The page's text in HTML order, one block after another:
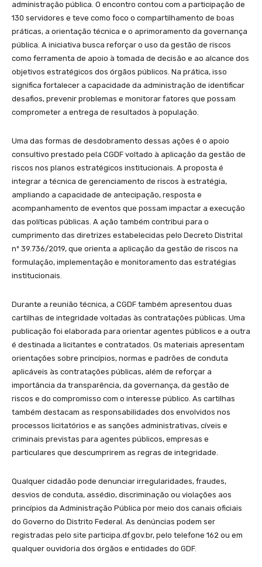
administração pública. O encontro contou com a participação de
130 servidores e teve como foco o compartilhamento de boas
práticas, a orientação técnica e o aprimoramento da governança
pública. A iniciativa busca reforçar o uso da gestão de riscos
como ferramenta de apoio à tomada de decisão e ao alcance dos
objetivos estratégicos dos órgãos públicos. Na prática, isso
significa fortalecer a capacidade da administração de identificar
desafios, prevenir problemas e monitorar fatores que possam
comprometer a entrega de resultados à população.
Uma das formas de desdobramento dessas ações é o apoio
consultivo prestado pela CGDF voltado à aplicação da gestão de
riscos nos planos estratégicos institucionais. A proposta é
integrar a técnica de gerenciamento de riscos à estratégia,
ampliando a capacidade de antecipação, resposta e
acompanhamento de eventos que possam impactar a execução
das políticas públicas. A ação também contribui para o
cumprimento das diretrizes estabelecidas pelo Decreto Distrital
nº 39.736/2019, que orienta a aplicação da gestão de riscos na
formulação, implementação e monitoramento das estratégias
institucionais.
Durante a reunião técnica, a CGDF também apresentou duas
cartilhas de integridade voltadas às contratações públicas. Uma
publicação foi elaborada para orientar agentes públicos e a outra
é destinada a licitantes e contratados. Os materiais apresentam
orientações sobre princípios, normas e padrões de conduta
aplicáveis às contratações públicas, além de reforçar a
importância da transparência, da governança, da gestão de
riscos e do compromisso com o interesse público. As cartilhas
também destacam as responsabilidades dos envolvidos nos
processos licitatórios e as sanções administrativas, cíveis e
criminais previstas para agentes públicos, empresas e
particulares que descumprirem as regras de integridade.
Qualquer cidadão pode denunciar irregularidades, fraudes,
desvios de conduta, assédio, discriminação ou violações aos
princípios da Administração Pública por meio dos canais oficiais
do Governo do Distrito Federal. As denúncias podem ser
registradas pelo site participa.df.gov.br, pelo telefone 162 ou em
qualquer ouvidoria dos órgãos e entidades do GDF.